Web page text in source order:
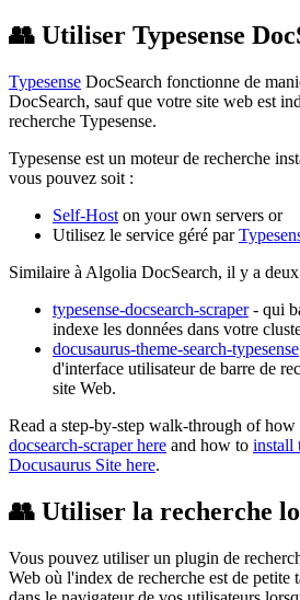
👥 Utiliser Typesense
Typesense DocSearch fonctionne de
DocSearch, sauf que votre site web est
recherche Typesense.
Typesense est un moteur de recherche
vous pouvez soit :
Self-Host on your own servers or
Utilisez le service géré par
Similaire à Algolia DocSearch, il y a deux
typesense-docsearch-scraper- qui
indexe les données dans votre
docusaurus-theme-search-typesense
d'interface utilisateur de barre de
site Web.
Read a step-by-step walk-through of how
docsearch-scraper here and how to install
Docusaurus Site here.
👥 Utiliser la recherche
Vous pouvez utiliser un plugin de
Web où l'index de recherche est de petite